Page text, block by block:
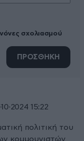
σχολιασμού
ΠΡΟΣΘΗΚΗ
15:22
πολιτική του
κομμουνιστών